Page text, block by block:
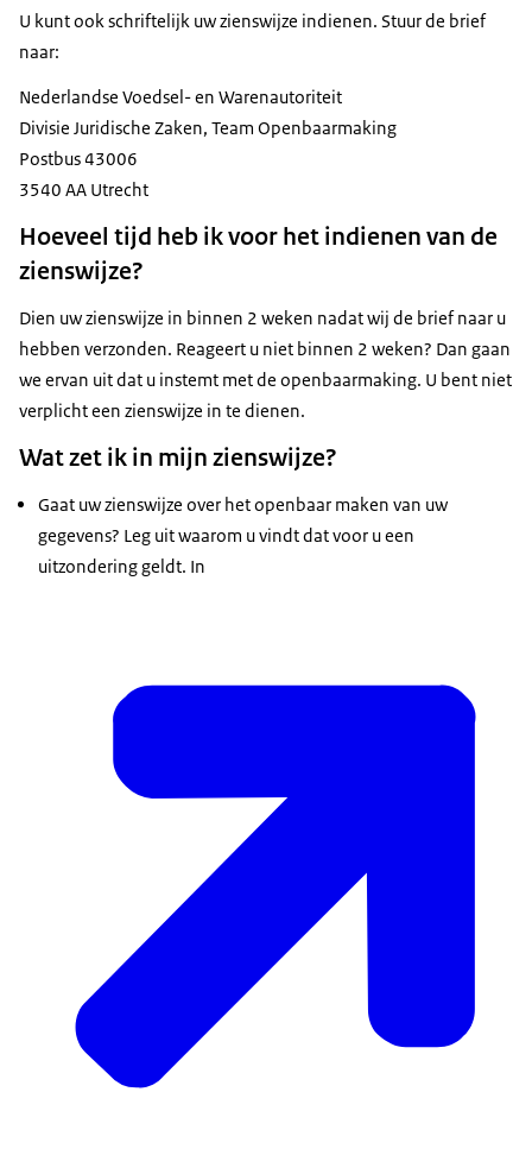
U kunt ook schriftelijk uw zienswijze indienen. Stuur de brief
naar:
Nederlandse Voedsel- en Warenautoriteit
Divisie Juridische Zaken, Team Openbaarmaking
Postbus 43006
3540 AA Utrecht
Hoeveel tijd heb ik voor het indienen van de
zienswijze?
Dien uw zienswijze in binnen 2 weken nadat wij de brief naar u
hebben verzonden. Reageert u niet binnen 2 weken? Dan gaan
we ervan uit dat u instemt met de openbaarmaking. U bent niet
verplicht een zienswijze in te dienen.
Wat zet ik in mijn zienswijze?
Gaat uw zienswijze over het openbaar maken van uw
gegevens? Leg uit waarom u vindt dat voor u een
uitzondering geldt. In